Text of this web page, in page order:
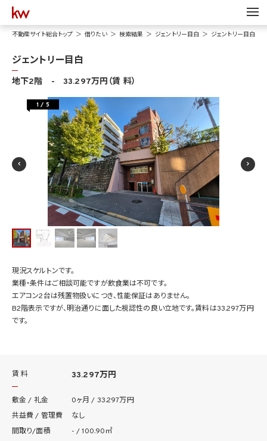
不動産サイト総合トップ 借りたい 検索結果 ジェントリー目白 ジェントリー目白
ジェントリー目白
地下2階 - 33.297万円（賃 料）
1 / 5
現況スケルトンです。
業種・条件はご相談可能ですが飲食業は不可です。
エアコン2台は残置物扱いにつき、性能保証はありません。
B2階表示ですが、明治通りに面した視認性の良い立地です。賃料は33.297万円
です。
賃 料 33.297万円
敷金 / 礼金
0ヶ月 / 33.297万円
共益費 / 管理費
なし
間取り/面積
- / 100.90㎡